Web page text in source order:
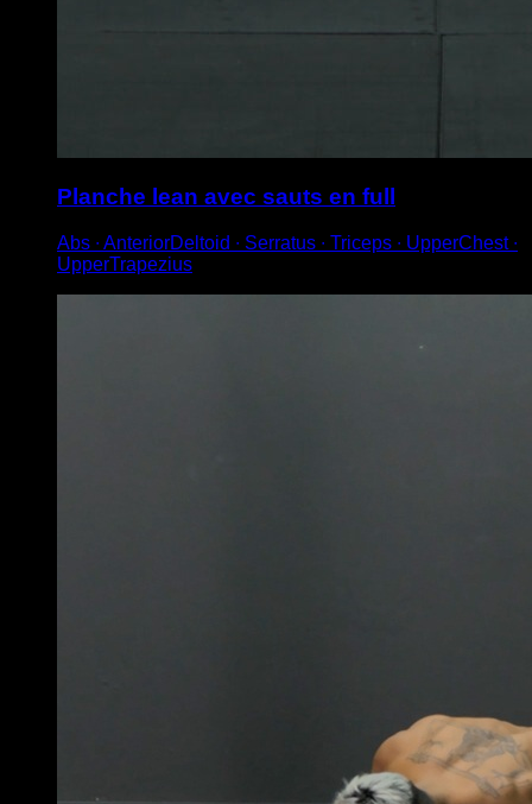
Planche lean avec sauts en full
Abs ∙ AnteriorDeltoid ∙ Serratus ∙ Triceps ∙ UpperChest ∙
UpperTrapezius